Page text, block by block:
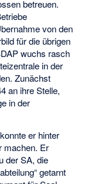
betreuen.
von den
für die übrigen
wuchs rasch
in der
Zunächst
an ihre Stelle,
in der
konnte er hinter
machen. Er
der SA, die
getarnt